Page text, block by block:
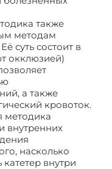
также
методам
суть состоит в
окклюзией)
а также
кровоток.
методика
внутренних
насколько
внутри